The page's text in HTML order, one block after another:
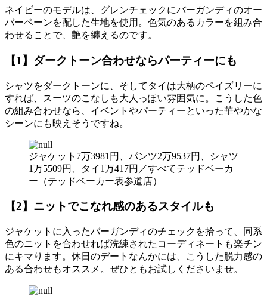
ネイビーのモデルは、グレンチェックにバーガンディのオー
バーペーンを配した生地を使用。色気のあるカラーを組み合
わせることで、艶を纏えるのです。
【1】ダークトーン合わせならパーティーにも
シャツをダークトーンに、そしてタイは大柄のペイズリーに
すれば、スーツのこなしも大人っぽい雰囲気に。こうした色
の組み合わせなら、イベントやパーティーといった華やかな
シーンにも映えそうですね。
ジャケット7万3981円、パンツ2万9537円、シャツ
1万5509円、タイ1万417円／すべてテッドベーカ
ー（テッドベーカー表参道店）
【2】ニットでこなれ感のあるスタイルも
ジャケットに入ったバーガンディのチェックを拾って、同系
色のニットを合わせれば洗練されたコーディネートも楽チン
にキマります。休日のデートなんかには、こうした脱力感の
ある合わせもオススメ。ぜひともお試しくださいませ。